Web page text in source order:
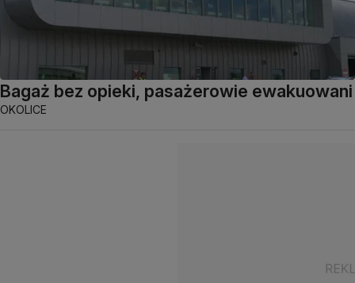
Bagaż bez opieki, pasażerowie ewakuowani
OKOLICE